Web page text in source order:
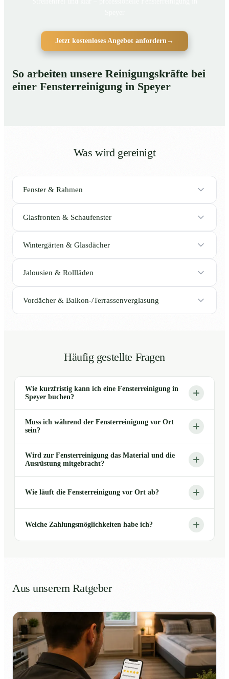
Jetzt kostenloses Angebot anfordern→
So arbeiten unsere Reinigungskräfte bei
einer Fensterreinigung in Speyer
Was wird gereinigt
Fenster & Rahmen
Glasfronten & Schaufenster
Wintergärten & Glasdächer
Jalousien & Rollläden
Vordächer & Balkon-/Terrassenverglasung
Häufig gestellte Fragen
Wie kurzfristig kann ich eine Fensterreinigung in
Speyer buchen?
Muss ich während der Fensterreinigung vor Ort
sein?
Wird zur Fensterreinigung das Material und die
Ausrüstung mitgebracht?
Wie läuft die Fensterreinigung vor Ort ab?
Welche Zahlungsmöglichkeiten habe ich?
Aus unserem Ratgeber